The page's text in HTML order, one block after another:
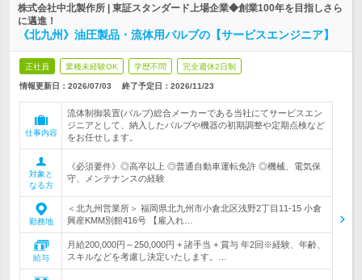
株式会社中北製作所 | 東証スタンダード上場企業◆創業100年を目指しさら
に邁進！
《北九州》油圧製品・流体用バルブの【サービスエンジニア】
正社員 業種未経験OK 学歴不問 完全週休2日制
情報更新日：2026/07/03 終了予定日： 2026/11/23
仕事内容
流体制御装置(バルブ)総合メーカーである当社にてサービスエン
ジニアとして、納入したバルブや機器の初期調整や定期点検など
をお任せします。
対象と
なる方
《必須要件》◎高卒以上 ◎普通自動車運転免許 ◎機械、電気保
守、メンテナンスの経験
勤務地
＜北九州営業所＞ 福岡県北九州市小倉北区浅野2丁目11-15 小倉
興産KMM別館416号 【雇入れ…
給与
月給200,000円～250,000円 + 諸手当 + 賞与 年2回※経験、年齢、
スキルなどを考慮し決定いたします。…